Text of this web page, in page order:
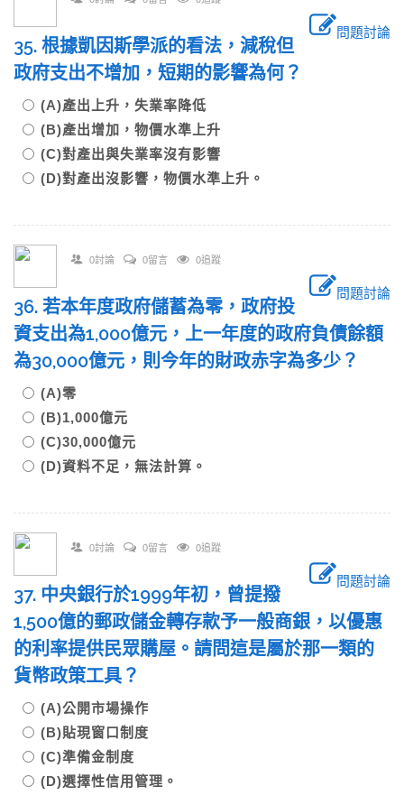
問題討論
35. 根據凱因斯學派的看法，減稅但
政府支出不增加，短期的影響為何？
(A)產出上升，失業率降低
(B)產出增加，物價水準上升
(C)對產出與失業率沒有影響
(D)對產出沒影響，物價水準上升。
0討論 0留言 0追蹤
問題討論
36. 若本年度政府儲蓄為零，政府投
資支出為1,000億元，上一年度的政府負債餘額
為30,000億元，則今年的財政赤字為多少？
(A)零
(B)1,000億元
(C)30,000億元
(D)資料不足，無法計算。
0討論 0留言 0追蹤
問題討論
37. 中央銀行於1999年初，曾提撥
1,500億的郵政儲金轉存款予一般商銀，以優惠
的利率提供民眾購屋。請問這是屬於那一類的
貨幣政策工具？
(A)公開市場操作
(B)貼現窗口制度
(C)準備金制度
(D)選擇性信用管理。